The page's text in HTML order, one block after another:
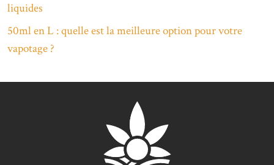
liquides
50ml en L : quelle est la meilleure option pour votre
vapotage ?